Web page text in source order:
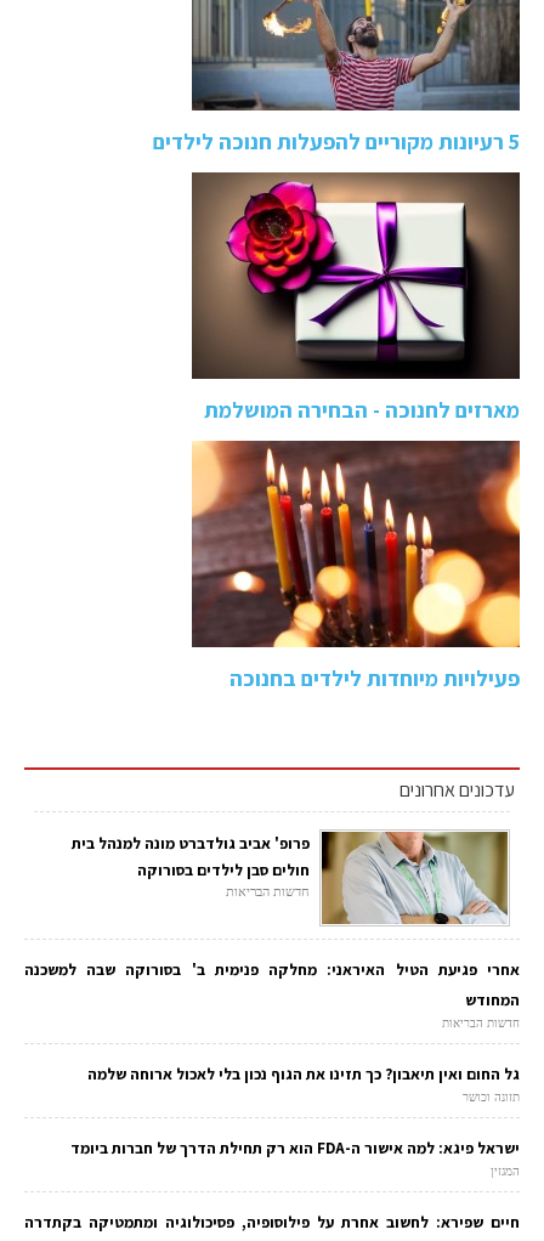
5 רעיונות מקוריים להפעלות חנוכה לילדים
מארזים לחנוכה - הבחירה המושלמת
פעילויות מיוחדות לילדים בחנוכה
עדכונים אחרונים
פרופ' אביב גולדברט מונה למנהל בית
חולים סבן לילדים בסורוקה
חדשות הבריאות
אחרי פגיעת הטיל האיראני: מחלקה פנימית ב' בסורוקה שבה למשכנה
המחודש
חדשות הבריאות
גל החום ואין תיאבון? כך תזינו את הגוף נכון בלי לאכול ארוחה שלמה
תזונה וכושר
ישראל פיגא: למה אישור ה-FDA הוא רק תחילת הדרך של חברות ביומד
המגזין
חיים שפירא: לחשוב אחרת על פילוסופיה, פסיכולוגיה ומתמטיקה בקתדרה